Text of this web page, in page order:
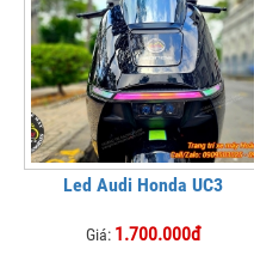
Led Audi Honda UC3
Giá: 1.700.000đ